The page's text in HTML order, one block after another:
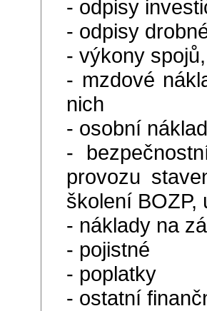
- odpisy
- odpisy
- výkony
- mzdové
nich
- osobní
-
provozu
školení BOZP,
- náklady na
- pojistné
- poplatky
- ostatní